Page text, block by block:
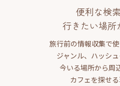
便利な検
行きたい場所
旅行前の情報収集で使
ジャンル、ハッシュ
今いる場所から周
カフェを探せ